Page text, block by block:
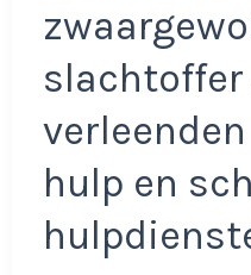
slachtoffer
hulp en